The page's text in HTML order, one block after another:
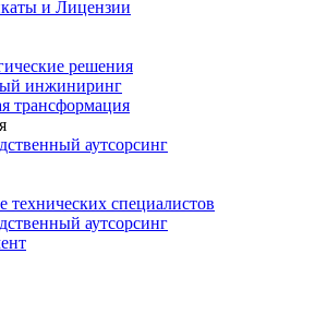
и Лицензии
решения
инжиниринг
трансформация
аутсорсинг
технических специалистов
аутсорсинг